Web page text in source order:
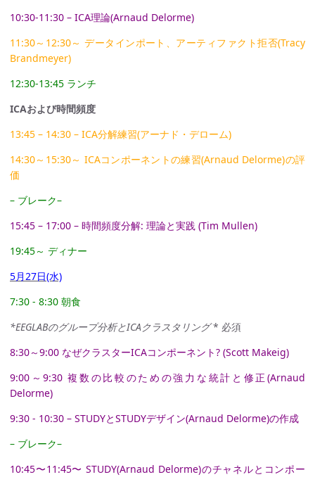
10:30-11:30 – ICA理論(Arnaud Delorme)
11:30～12:30～ データインポート、アーティファクト拒否(Tracy
Brandmeyer)
12:30-13:45 ランチ
ICAおよび時間頻度
13:45 – 14:30 – ICA分解練習(アーナド・デローム)
14:30～15:30～ ICAコンポーネントの練習(Arnaud Delorme)の評
価
– ブレーク–
15:45 – 17:00 – 時間頻度分解: 理論と実践 (Tim Mullen)
19:45～ ディナー
5月27日(水)
7:30 - 8:30 朝食
*EEGLABのグループ分析とICAクラスタリング* 必須
8:30～9:00 なぜクラスターICAコンポーネント? (Scott Makeig)
9:00～9:30 複数の比較のための強力な統計と修正(Arnaud
Delorme)
9:30 - 10:30 – STUDYとSTUDYデザイン(Arnaud Delorme)の作成
– ブレーク–
10:45〜11:45〜 STUDY(Arnaud Delorme)のチャネルとコンポー